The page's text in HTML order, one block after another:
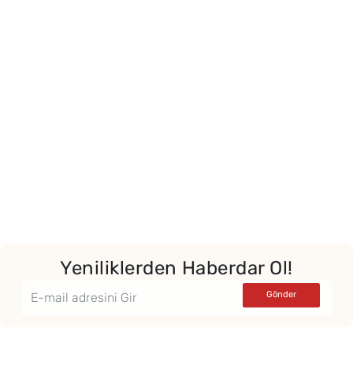
Yeniliklerden Haberdar Ol!